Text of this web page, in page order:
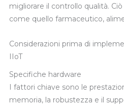
migliorare il controllo qualità.
come quello farmaceutico,
Considerazioni prima di
IIoT
Specifiche hardware
I fattori chiave sono le
memoria, la robustezza e il